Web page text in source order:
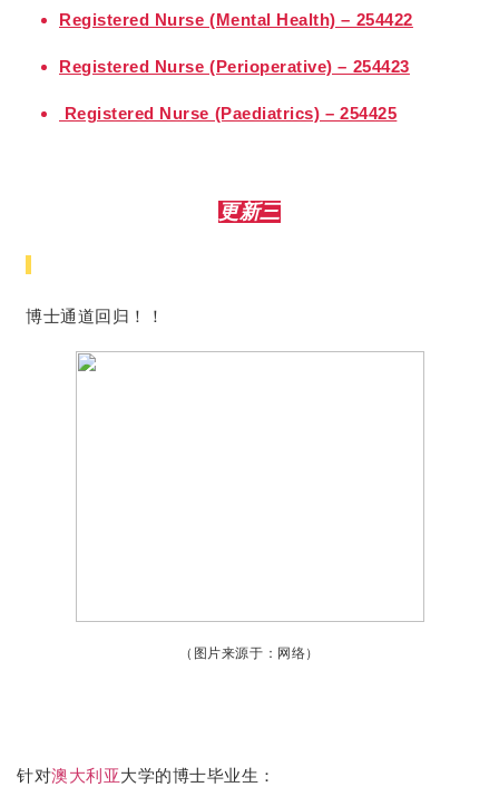
Registered Nurse (Mental Health) – 254422
Registered Nurse (Perioperative) – 254423
Registered Nurse (Paediatrics) – 254425
更新三
博士通道回归！！
（图片来源于：网络）
针对澳大利亚大学的博士毕业生：